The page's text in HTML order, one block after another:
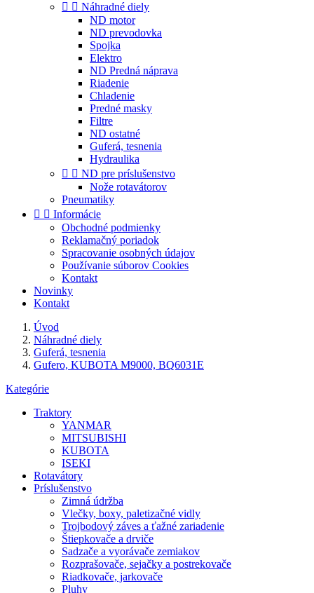
  Náhradné diely
ND motor
ND prevodovka
Spojka
Elektro
ND Predná náprava
Riadenie
Chladenie
Predné masky
Filtre
ND ostatné
Guferá, tesnenia
Hydraulika
  ND pre príslušenstvo
Nože rotavátorov
Pneumatiky
  Informácie
Obchodné podmienky
Reklamačný poriadok
Spracovanie osobných údajov
Používanie súborov Cookies
Kontakt
Novinky
Kontakt
Úvod
Náhradné diely
Guferá, tesnenia
Gufero, KUBOTA M9000, BQ6031E
Kategórie
Traktory
YANMAR
MITSUBISHI
KUBOTA
ISEKI
Rotavátory
Príslušenstvo
Zimná údržba
Vlečky, boxy, paletizačné vidly
Trojbodový záves a ťažné zariadenie
Štiepkovače a drviče
Sadzače a vyorávače zemiakov
Rozprašovače, sejačky a postrekovače
Riadkovače, jarkovače
Pluhy